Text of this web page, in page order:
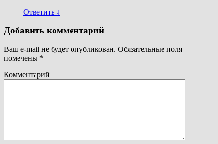
Ответить ↓
Добавить комментарий
Ваш e-mail не будет опубликован. Обязательные поля
помечены *
Комментарий